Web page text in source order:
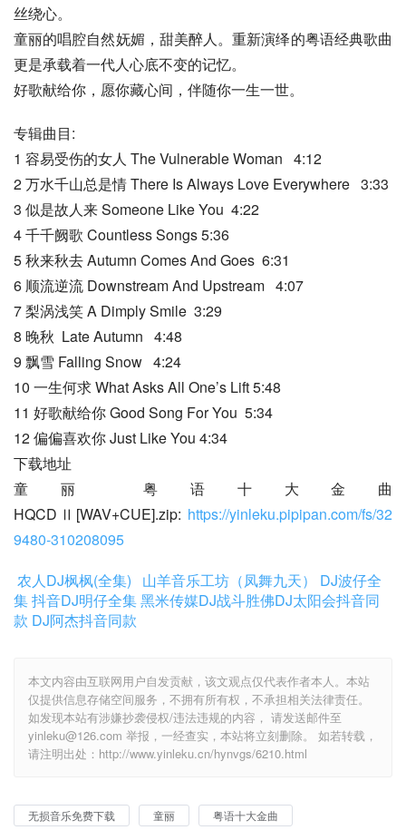
丝绕心。
童丽的唱腔自然妩媚，甜美醉人。重新演绎的粤语经典歌曲
更是承载着一代人心底不变的记忆。
好歌献给你，愿你藏心间，伴随你一生一世。
专辑曲目:
1 容易受伤的女人 The Vulnerable Woman   4:12
2 万水千山总是情 There Is Always Love Everywhere   3:33
3 似是故人来 Someone Like You  4:22
4 千千阙歌 Countless Songs 5:36
5 秋来秋去 Autumn Comes And Goes  6:31
6 顺流逆流 Downstream And Upstream   4:07
7 梨涡浅笑 A Dimply Smile  3:29
8 晚秋  Late Autumn   4:48
9 飘雪 Falling Snow   4:24
10 一生何求 What Asks All One’s Lift 5:48
11 好歌献给你 Good Song For You  5:34
12 偏偏喜欢你 Just Like You 4:34
下载地址
童丽 粤语十大金曲
HQCDⅡ[WAV+CUE].zip: https://yinleku.pipipan.com/fs/32
9480-310208095
农人DJ枫枫(全集)
山羊音乐工坊（凤舞九天）
DJ波仔全
集抖音DJ明仔全集黑米传媒DJ战斗胜佛DJ太阳会抖音同
款 DJ阿杰抖音同款
本文内容由互联网用户自发贡献，该文观点仅代表作者本人。本站
仅提供信息存储空间服务，不拥有所有权，不承担相关法律责任。
如发现本站有涉嫌抄袭侵权/违法违规的内容， 请发送邮件至
yinleku@126.com 举报，一经查实，本站将立刻删除。 如若转载，
请注明出处：http://www.yinleku.cn/hynvgs/6210.html
无损音乐免费下载 童丽
粤语十大金曲